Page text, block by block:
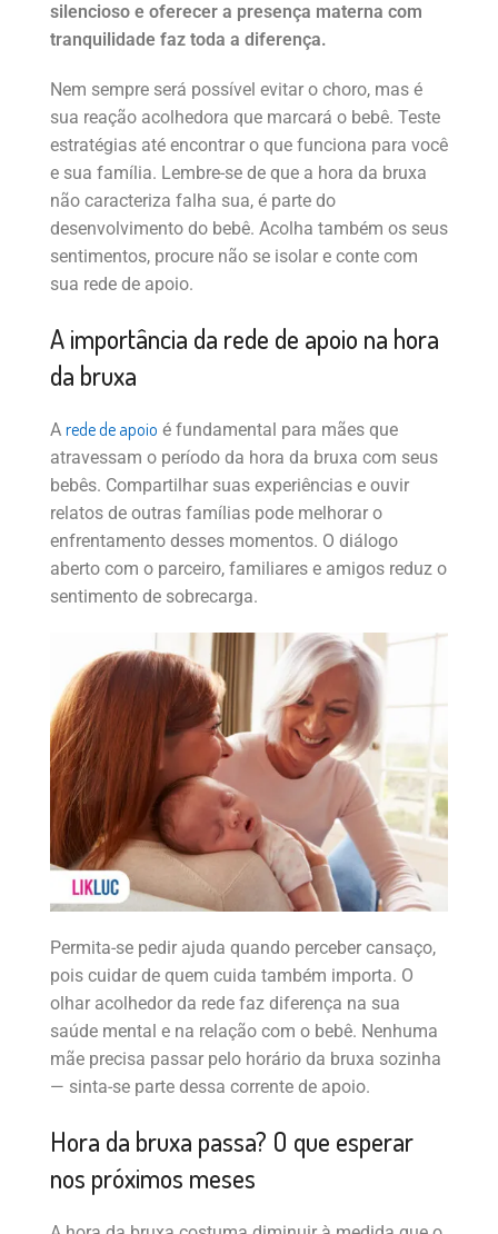
silencioso e oferecer a presença materna com
tranquilidade faz toda a diferença.
Nem sempre será possível evitar o choro, mas é
sua reação acolhedora que marcará o bebê. Teste
estratégias até encontrar o que funciona para você
e sua família. Lembre-se de que a hora da bruxa
não caracteriza falha sua, é parte do
desenvolvimento do bebê. Acolha também os seus
sentimentos, procure não se isolar e conte com
sua rede de apoio.
A importância da rede de apoio na hora
da bruxa
A rede de apoio é fundamental para mães que
atravessam o período da hora da bruxa com seus
bebês. Compartilhar suas experiências e ouvir
relatos de outras famílias pode melhorar o
enfrentamento desses momentos. O diálogo
aberto com o parceiro, familiares e amigos reduz o
sentimento de sobrecarga.
Permita-se pedir ajuda quando perceber cansaço,
pois cuidar de quem cuida também importa. O
olhar acolhedor da rede faz diferença na sua
saúde mental e na relação com o bebê. Nenhuma
mãe precisa passar pelo horário da bruxa sozinha
— sinta-se parte dessa corrente de apoio.
Hora da bruxa passa? O que esperar
nos próximos meses